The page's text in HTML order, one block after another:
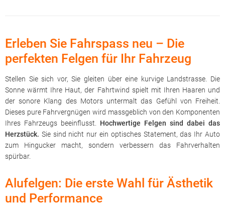
Erleben Sie Fahrspass neu – Die
perfekten Felgen für Ihr Fahrzeug
Stellen Sie sich vor, Sie gleiten über eine kurvige Landstrasse. Die
Sonne wärmt Ihre Haut, der Fahrtwind spielt mit Ihren Haaren und
der sonore Klang des Motors untermalt das Gefühl von Freiheit.
Dieses pure Fahrvergnügen wird massgeblich von den Komponenten
Ihres Fahrzeugs beeinflusst. Hochwertige Felgen sind dabei das
Herzstück. Sie sind nicht nur ein optisches Statement, das Ihr Auto
zum Hingucker macht, sondern verbessern das Fahrverhalten
spürbar.
Alufelgen: Die erste Wahl für Ästhetik
und Performance